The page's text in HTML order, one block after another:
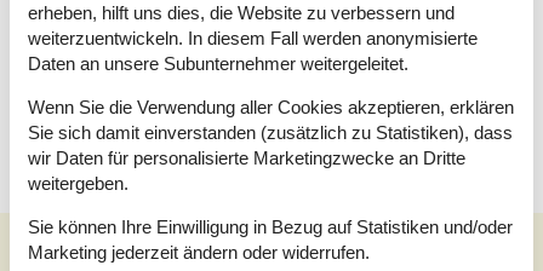
Badezimmer
WC mit warmem und kaltem Wasser, Dusche
Offene und überdachte Terrasse
erheben, hilft uns dies, die Website zu verbessern und
weiterzuentwickeln. In diesem Fall werden anonymisierte
Daten an unsere Subunternehmer weitergeleitet.
Wenn Sie die Verwendung aller Cookies akzeptieren, erklären
Sie sich damit einverstanden (zusätzlich zu Statistiken), dass
wir Daten für personalisierte Marketingzwecke an Dritte
weitergeben.
Sie können Ihre Einwilligung in Bezug auf Statistiken und/oder
Marketing jederzeit ändern oder widerrufen.